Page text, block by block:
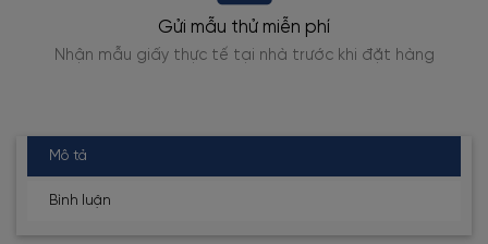
Gửi mẫu thử miễn phí
Nhận mẫu giấy thực tế tại nhà trước khi đặt hàng
Mô tả
Bình luận